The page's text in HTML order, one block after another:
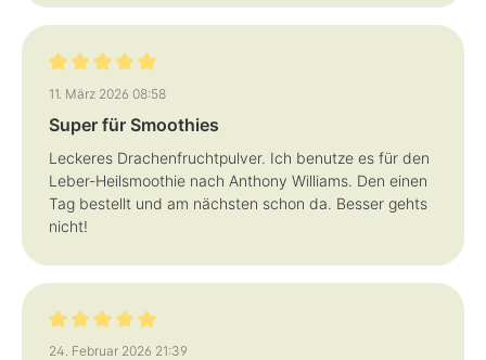
Bewertung mit 5 von 5 Sternen
11. März 2026 08:58
Super für Smoothies
Leckeres Drachenfruchtpulver. Ich benutze es für den
Leber-Heilsmoothie nach Anthony Williams. Den einen
Tag bestellt und am nächsten schon da. Besser gehts
nicht!
Bewertung mit 5 von 5 Sternen
24. Februar 2026 21:39